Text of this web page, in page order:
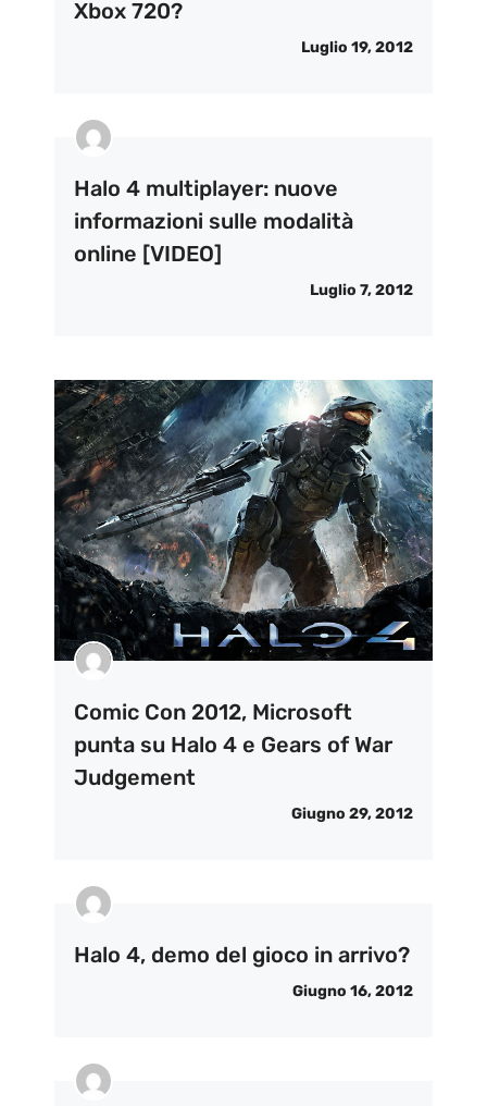
Xbox 720?
Luglio 19, 2012
Halo 4 multiplayer: nuove
informazioni sulle modalità
online [VIDEO]
Luglio 7, 2012
Comic Con 2012, Microsoft
punta su Halo 4 e Gears of War
Judgement
Giugno 29, 2012
Halo 4, demo del gioco in arrivo?
Giugno 16, 2012